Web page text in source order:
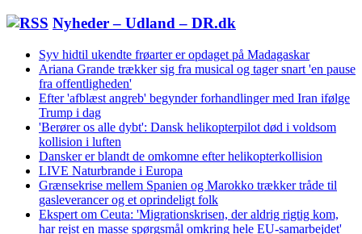
Nyheder – Udland – DR.dk
Syv hidtil ukendte frøarter er opdaget på Madagaskar
Ariana Grande trækker sig fra musical og tager snart 'en pause
fra offentligheden'
Efter 'afblæst angreb' begynder forhandlinger med Iran ifølge
Trump i dag
'Berører os alle dybt': Dansk helikopterpilot død i voldsom
kollision i luften
Dansker er blandt de omkomne efter helikopterkollision
LIVE Naturbrande i Europa
Grænsekrise mellem Spanien og Marokko trækker tråde til
gasleverancer og et oprindeligt folk
Ekspert om Ceuta: 'Migrationskrisen, der aldrig rigtig kom,
har rejst en masse spørgsmål omkring hele EU-samarbejdet'